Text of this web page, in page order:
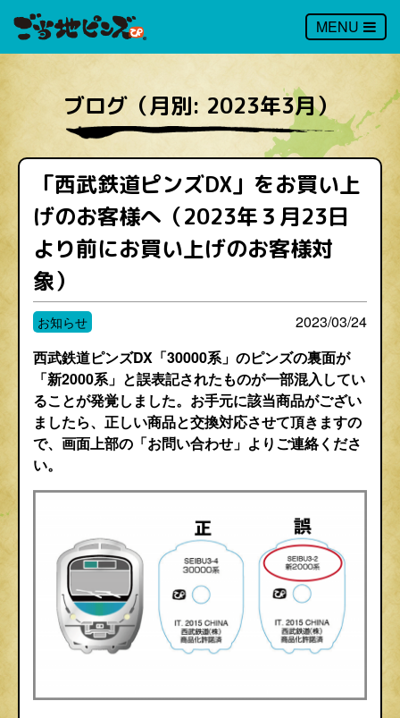
MENU
ブログ（月別: 2023年3月）
「西武鉄道ピンズDX」をお買い上
げのお客様へ（2023年３月23日
より前にお買い上げのお客様対
象）
お知らせ
2023/03/24
西武鉄道ピンズDX「30000系」のピンズの裏面が
「新2000系」と誤表記されたものが一部混入してい
ることが発覚しました。お手元に該当商品がござい
ましたら、正しい商品と交換対応させて頂きますの
で、画面上部の「お問い合わせ」よりご連絡くださ
い。